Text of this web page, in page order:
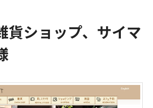
貨ショップ、サイマ